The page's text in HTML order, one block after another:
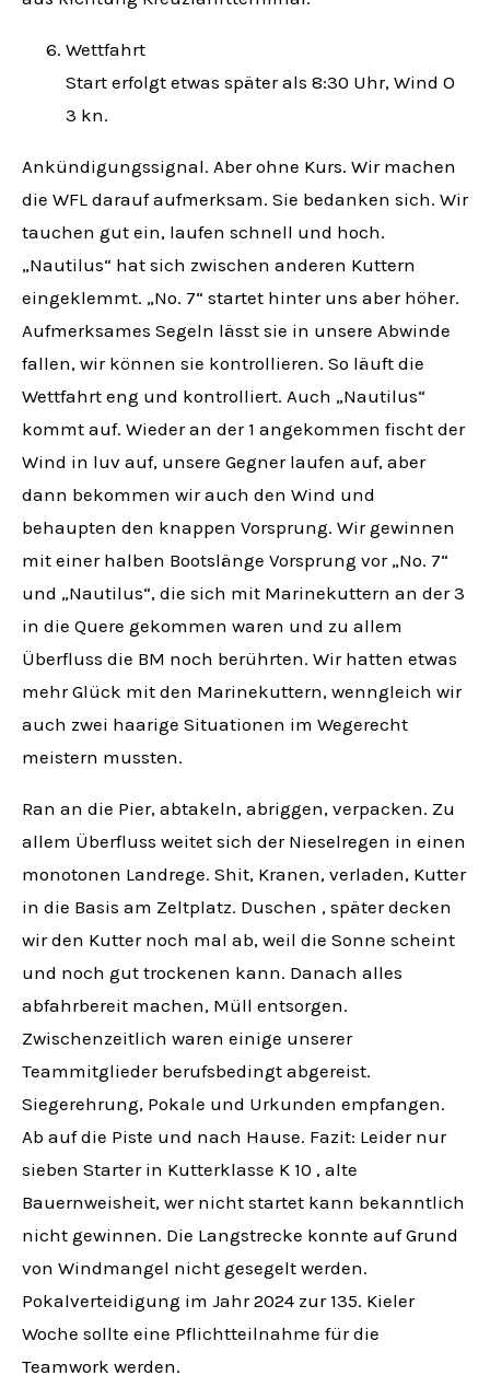
Wettfahrt
Start erfolgt etwas später als 8:30 Uhr, Wind O
3 kn.
Ankündigungssignal. Aber ohne Kurs. Wir machen
die WFL darauf aufmerksam. Sie bedanken sich. Wir
tauchen gut ein, laufen schnell und hoch.
„Nautilus“ hat sich zwischen anderen Kuttern
eingeklemmt. „No. 7“ startet hinter uns aber höher.
Aufmerksames Segeln lässt sie in unsere Abwinde
fallen, wir können sie kontrollieren. So läuft die
Wettfahrt eng und kontrolliert. Auch „Nautilus“
kommt auf. Wieder an der 1 angekommen fischt der
Wind in luv auf, unsere Gegner laufen auf, aber
dann bekommen wir auch den Wind und
behaupten den knappen Vorsprung. Wir gewinnen
mit einer halben Bootslänge Vorsprung vor „No. 7“
und „Nautilus“, die sich mit Marinekuttern an der 3
in die Quere gekommen waren und zu allem
Überfluss die BM noch berührten. Wir hatten etwas
mehr Glück mit den Marinekuttern, wenngleich wir
auch zwei haarige Situationen im Wegerecht
meistern mussten.
Ran an die Pier, abtakeln, abriggen, verpacken. Zu
allem Überfluss weitet sich der Nieselregen in einen
monotonen Landrege. Shit, Kranen, verladen, Kutter
in die Basis am Zeltplatz. Duschen , später decken
wir den Kutter noch mal ab, weil die Sonne scheint
und noch gut trockenen kann. Danach alles
abfahrbereit machen, Müll entsorgen.
Zwischenzeitlich waren einige unserer
Teammitglieder berufsbedingt abgereist.
Siegerehrung, Pokale und Urkunden empfangen.
Ab auf die Piste und nach Hause. Fazit: Leider nur
sieben Starter in Kutterklasse K 10 , alte
Bauernweisheit, wer nicht startet kann bekanntlich
nicht gewinnen. Die Langstrecke konnte auf Grund
von Windmangel nicht gesegelt werden.
Pokalverteidigung im Jahr 2024 zur 135. Kieler
Woche sollte eine Pflichtteilnahme für die
Teamwork werden.